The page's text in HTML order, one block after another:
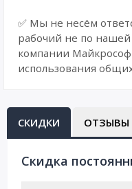
✅ Мы не несём
рабочий не по
компании
использования
СКИДКИ ОТЗЫВЫ
Cкидка